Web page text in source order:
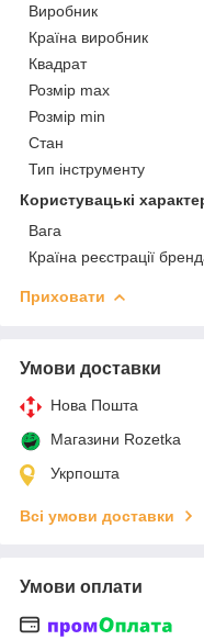
Виробник
Країна виробник
Квадрат
Розмір max
Розмір min
Стан
Тип інструменту
Користувацькі
Вага
Країна реєстрації
Приховати
Умови доставки
Нова Пошта
Магазини Rozetka
Укрпошта
Всі умови доставки
Умови оплати